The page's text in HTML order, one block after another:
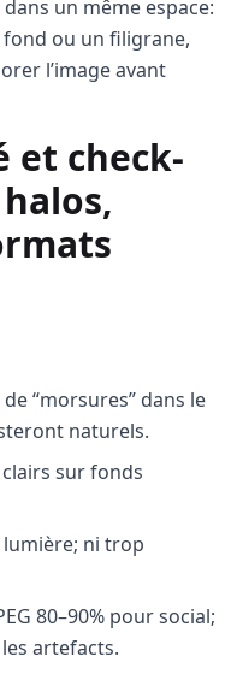
un même espace:
ou un filigrane,
l’image avant
et check-
“morsures” dans le
naturels.
sur fonds
lumière; ni trop
80–90% pour social;
artefacts.